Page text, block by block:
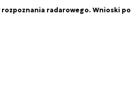
radarowego. Wnioski po